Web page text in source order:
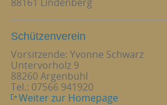
Schützenverein
Vorsitzende: Yvonne Schwarz
Untervorholz 9
88260 Argenbühl
Tel.: 07566 941920
Weiter zur Homepage